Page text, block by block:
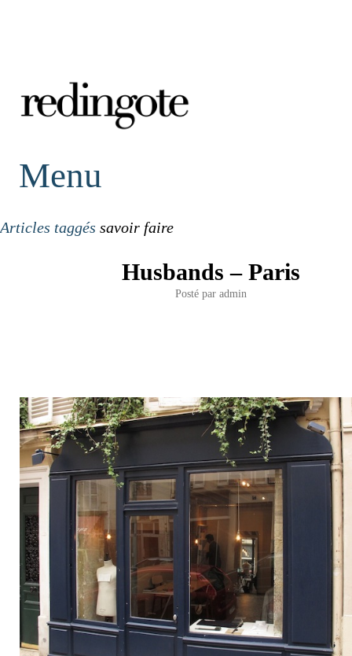
redingote.
Menu
Articles taggés savoir faire
Husbands – Paris
Posté par admin